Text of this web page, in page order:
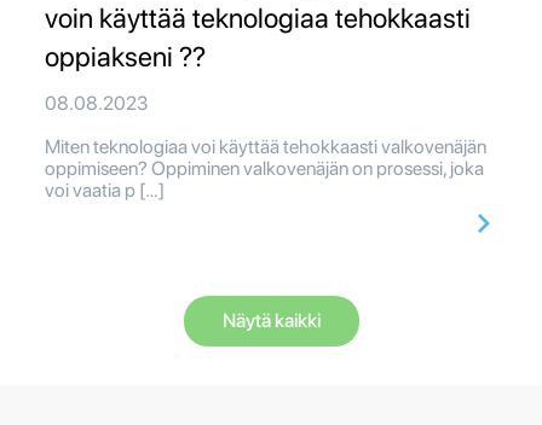
voin käyttää teknologiaa tehokkaasti
oppiakseni ??
08.08.2023
Miten teknologiaa voi käyttää tehokkaasti valkovenäjän
oppimiseen? Oppiminen valkovenäjän on prosessi, joka
voi vaatia p […]
Näytä kaikki